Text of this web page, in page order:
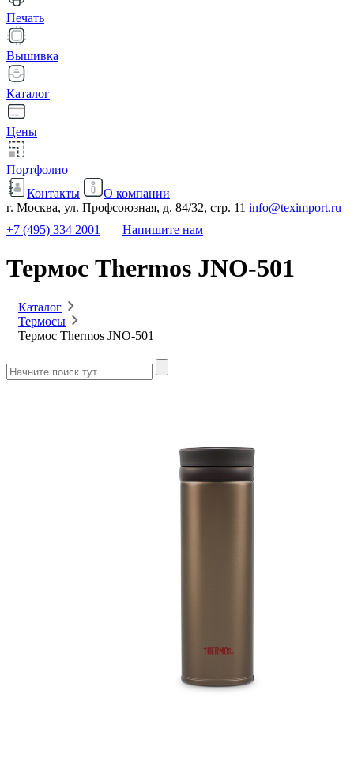
Печать
Вышивка
Каталог
Цены
Портфолио
Контакты
О компании
г. Москва, ул. Профсоюзная, д. 84/32, стр. 11 info@teximport.ru
+7 (495) 334 2001
Напишите нам
Термос Thermos JNO-501
Каталог
Термосы
Термос Thermos JNO-501